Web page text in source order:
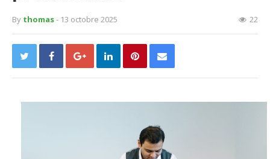
By thomas- 13 octobre 2025 22